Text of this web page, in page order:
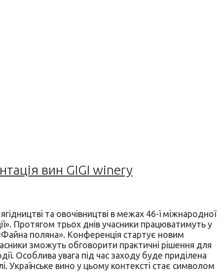
вин GIGI winery
та овочівництві в межах 46-ї міжнародної
Протягом трьох днів учасники працюватимуть у
поляна». Конференція стартує новим
зможуть обговорити практичні рішення для
Особлива увага під час заходу буде приділена
Українське вино у цьому контексті стає символом